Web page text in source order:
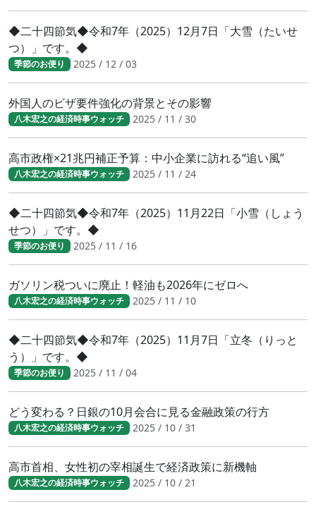
◆二十四節気◆令和7年（2025）12月7日「大雪（たいせ
つ）」です。◆
季節のお便り 2025 / 12 / 03
外国人のビザ要件強化の背景とその影響
八木宏之の経済時事ウォッチ 2025 / 11 / 30
高市政権×21兆円補正予算：中小企業に訪れる“追い風”
八木宏之の経済時事ウォッチ 2025 / 11 / 24
◆二十四節気◆令和7年（2025）11月22日「小雪（しょう
せつ）」です。◆
季節のお便り 2025 / 11 / 16
ガソリン税ついに廃止！軽油も2026年にゼロへ
八木宏之の経済時事ウォッチ 2025 / 11 / 10
◆二十四節気◆令和7年（2025）11月7日「立冬（りっと
う）」です。◆
季節のお便り 2025 / 11 / 04
どう変わる？日銀の10月会合に見る金融政策の行方
八木宏之の経済時事ウォッチ 2025 / 10 / 31
高市首相、女性初の宰相誕生で経済政策に新機軸
八木宏之の経済時事ウォッチ 2025 / 10 / 21